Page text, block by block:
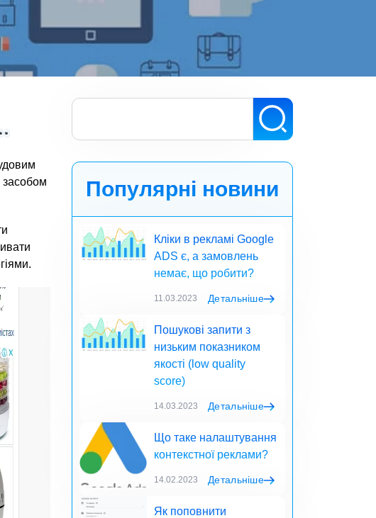
засобом
Популярні новини
Кліки в рекламі Google
ADS є, а замовлень
немає, що робити?
11.03.2023 Детальніше
Пошукові запити з
низьким показником
якості (low quality
score)
14.03.2023 Детальніше
Що таке налаштування
контекстної реклами?
14.02.2023 Детальніше
Як поповнити